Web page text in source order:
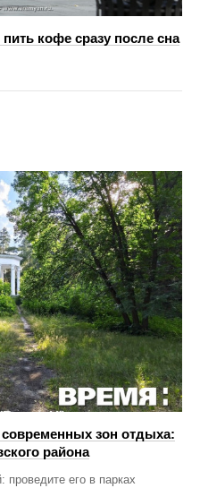
кофе сразу после сна
зон отдыха:
района
его в парках